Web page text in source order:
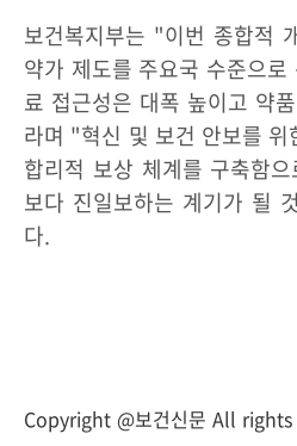
보건복지부는 "이번 종합적
약가 제도를 주요국 수준으
료 접근성은 대폭 높이고 약
라며 "혁신 및 보건 안보를
합리적 보상 체계를 구축함
보다 진일보하는 계기가 될
다.
Copyright @보건신문 All